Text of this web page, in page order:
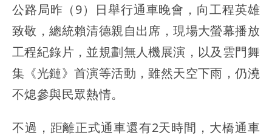
公路局昨（9）日舉行通車晚會，向工程英雄
致敬，總統賴清德親自出席，現場大螢幕播放
工程紀錄片，並規劃無人機展演，以及雲門舞
集《光鏈》首演等活動，雖然天空下雨，仍澆
不熄參與民眾熱情。
不過，距離正式通車還有2天時間，大橋通車